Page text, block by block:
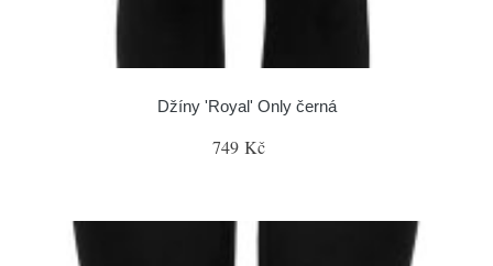
Džíny 'Royal' Only černá
749 Kč